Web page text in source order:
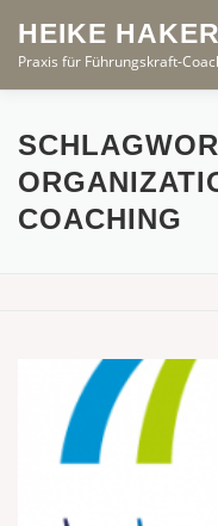
Inhalt
springen
HEIKE HAKER
Praxis für Führungskraft-
START
AKTUELL
COACHING